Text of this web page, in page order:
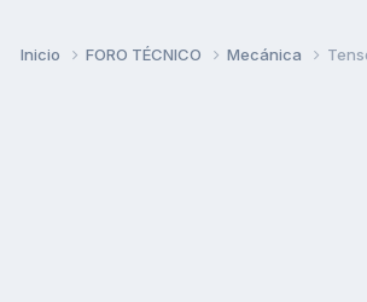
Inicio FORO TÉCNICO Mecánica